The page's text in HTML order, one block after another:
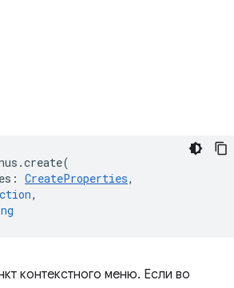
.create(
: CreateProperties,
,
контекстного меню. Если во